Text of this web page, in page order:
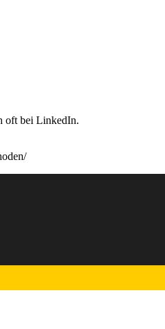
oft bei LinkedIn.